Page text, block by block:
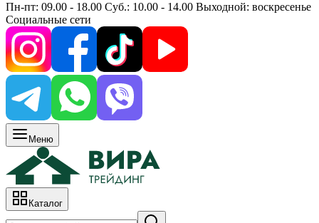
Пн-пт: 09.00 - 18.00 Суб.: 10.00 - 14.00 Выходной: воскресенье
Социальные сети
Меню
Каталог